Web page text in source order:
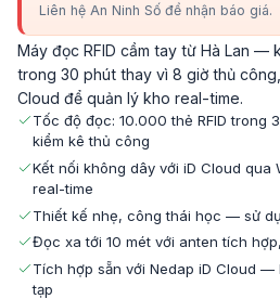
Liên hệ An Ninh Số để nhận báo giá.
Máy đọc RFID cầm tay từ Hà Lan —
trong 30 phút thay vì 8 giờ thủ
Cloud để quản lý kho real-time.
Tốc độ đọc: 10.000 thẻ RFID trong
kiểm kê thủ công
Kết nối không dây với iD Cloud
real-time
Thiết kế nhẹ, công thái học — sử
Đọc xa tới 10 mét với anten tích
Tích hợp sẵn với Nedap iD Cloud
tạp